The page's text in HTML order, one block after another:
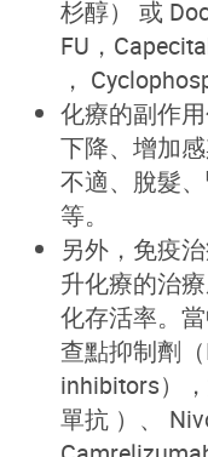
杉醇） 或
FU，
，
化療的副作
下降、增加
不適、脫髮
等。
另外，免疫
升化療的治
化存活率。
查點抑制劑
inhibitors）
單抗 ）、